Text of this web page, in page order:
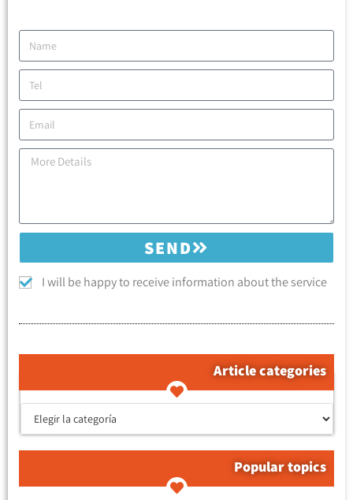
I will be happy to receive information about the service
SEND
Article categories
Popular topics